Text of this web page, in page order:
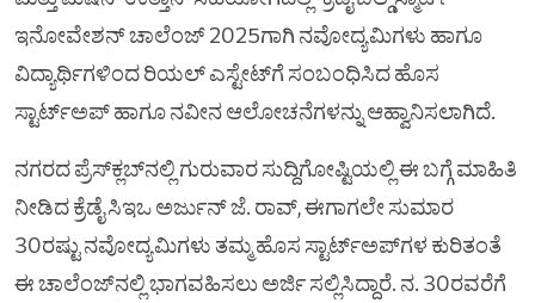
ಇನೋವೇಶನ್ ಚಾಲೆಂಜ್ 2025ಗಾಗಿ ನವೋದ್ಯಮಿಗಳು ಹಾಗೂ
ವಿದ್ಯಾರ್ಥಿಗಳಿಂದ ರಿಯಲ್ ಎಸ್ಟೇಟ್‌ಗೆ ಸಂಬಂಧಿಸಿದ ಹೊಸ
ಸ್ಟಾರ್ಟ್‌ಅಪ್ ಹಾಗೂ ನವೀನ ಆಲೋಚನೆಗಳನ್ನು ಆಹ್ವಾನಿಸಲಾಗಿದೆ.
ನಗರದ ಪ್ರೆಸ್‌ಕ್ಲಬ್‌ನಲ್ಲಿ ಗುರುವಾರ ಸುದ್ದಿಗೋಷ್ಟಿಯಲ್ಲಿ ಈ ಬಗ್ಗೆ ಮಾಹಿತಿ
ನೀಡಿದ ಕ್ರೆಡೈ ಸಿಇಒ ಅರ್ಜುನ್ ಜೆ. ರಾವ್, ಈಗಾಗಲೇ ಸುಮಾರ
30ರಷ್ಟು ನವೋದ್ಯಮಿಗಳು ತಮ್ಮ ಹೊಸ ಸ್ಟಾರ್ಟ್‌ಅಪ್‌ಗಳ ಕುರಿತಂತೆ
ಈ ಚಾಲೆಂಜ್‌ನಲ್ಲಿ ಭಾಗವಹಿಸಲು ಅರ್ಜಿ ಸಲ್ಲಿಸಿದ್ದಾರೆ. ನ. 30ರವರೆಗೆ